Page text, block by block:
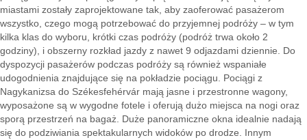
miastami zostały zaprojektowane tak, aby zaoferować pasażerom
wszystko, czego mogą potrzebować do przyjemnej podróży – w tym
kilka klas do wyboru, krótki czas podróży (podróż trwa około 2
godziny), i obszerny rozkład jazdy z nawet 9 odjazdami dziennie. Do
dyspozycji pasażerów podczas podróży są również wspaniałe
udogodnienia znajdujące się na pokładzie pociągu. Pociągi z
Nagykanizsa do Székesfehérvár mają jasne i przestronne wagony,
wyposażone są w wygodne fotele i oferują dużo miejsca na nogi oraz
sporą przestrzeń na bagaż. Duże panoramiczne okna idealnie nadają
się do podziwiania spektakularnych widoków po drodze. Innym